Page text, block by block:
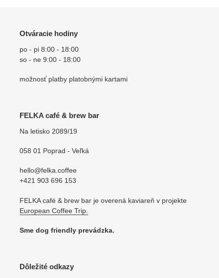
Otváracie hodiny
po - pi 8:00 - 18:00
so - ne 9:00 - 18:00
možnosť platby platobnými kartami
FELKA café & brew bar
Na letisko 2089/19
058 01 Poprad - Veľká
hello@felka.coffee
+421 903 696 153
FELKA café & brew bar je overená kaviareň v projekte
European Coffee Trip.
Sme dog friendly prevádzka.
Dôležité odkazy